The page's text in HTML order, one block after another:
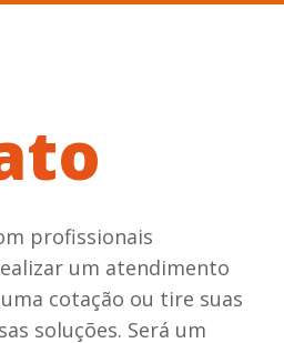
profissionais
um atendimento
cotação ou tire suas
soluções. Será um